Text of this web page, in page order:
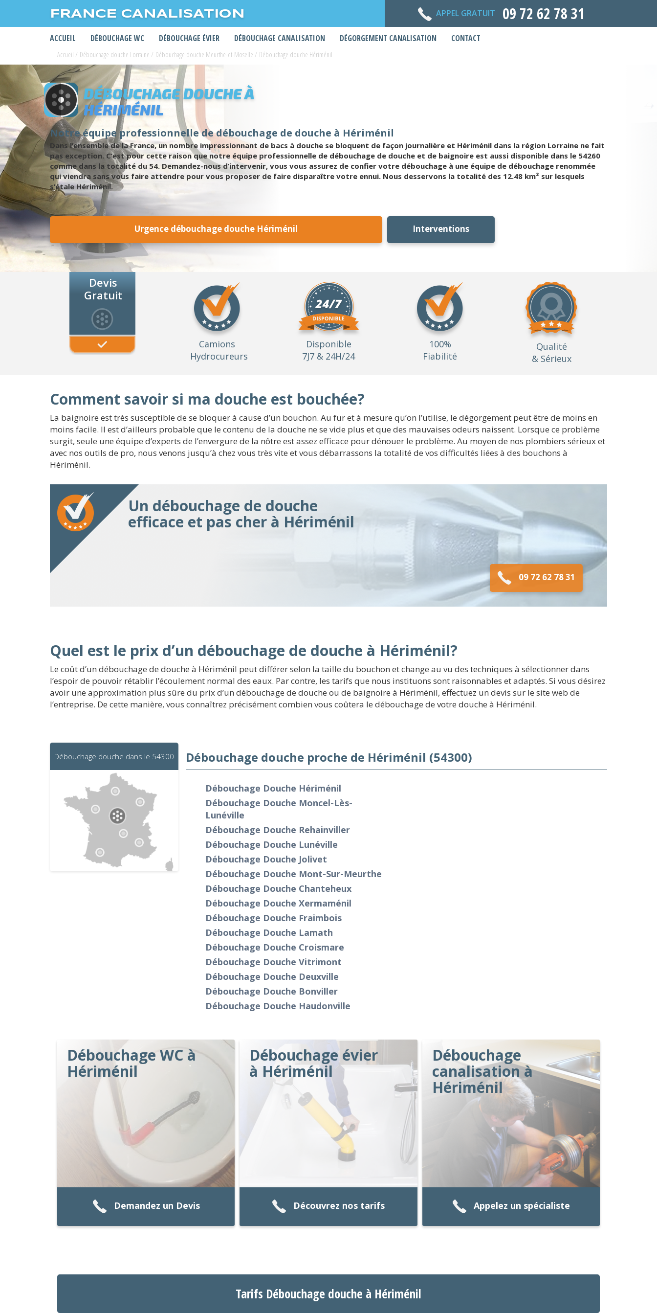
FRANCE CANALISATION APPEL GRATUIT 09 72 62 78 31
ACCUEIL DÉBOUCHAGE WC DÉBOUCHAGE ÉVIER DÉBOUCHAGE CANALISATION DÉGORGEMENT CANALISATION CONTACT
Accueil / Débouchage douche Lorraine / Débouchage douche Meurthe-et-Moselle / Débouchage douche Hériménil
DÉBOUCHAGE DOUCHE À
HÉRIMÉNIL
Notre équipe professionnelle de débouchage de douche à Hériménil
Dans l’ensemble de la France, un nombre impressionnant de bacs à douche se bloquent de façon journalière et Hériménil dans la région Lorraine ne fait
pas exception. C’est pour cette raison que notre équipe professionnelle de débouchage de douche et de baignoire est aussi disponible dans le 54260
comme dans la totalité du 54. Demandez-nous d’intervenir, vous vous assurez de confier votre débouchage à une équipe de débouchage renommée
qui viendra sans vous faire attendre pour vous proposer de faire disparaître votre ennui. Nous desservons la totalité des 12.48 km² sur lesquels
s’étale Hériménil.
Urgence débouchage douche Hériménil Interventions
Devis
Gratuit
Camions
Hydrocureurs
Disponible
7J7 & 24H/24
100%
Fiabilité
Qualité
& Sérieux
Comment savoir si ma douche est bouchée?
La baignoire est très susceptible de se bloquer à cause d’un bouchon. Au fur et à mesure qu’on l’utilise, le dégorgement peut être de moins en
moins facile. Il est d’ailleurs probable que le contenu de la douche ne se vide plus et que des mauvaises odeurs naissent. Lorsque ce problème
surgit, seule une équipe d’experts de l’envergure de la nôtre est assez efficace pour dénouer le problème. Au moyen de nos plombiers sérieux et
avec nos outils de pro, nous venons jusqu’à chez vous très vite et vous débarrassons la totalité de vos difficultés liées à des bouchons à
Hériménil.
Un débouchage de douche
efficace et pas cher à Hériménil
09 72 62 78 31
Quel est le prix d’un débouchage de douche à Hériménil?
Le coût d’un débouchage de douche à Hériménil peut différer selon la taille du bouchon et change au vu des techniques à sélectionner dans
l’espoir de pouvoir rétablir l’écoulement normal des eaux. Par contre, les tarifs que nous instituons sont raisonnables et adaptés. Si vous désirez
avoir une approximation plus sûre du prix d’un débouchage de douche ou de baignoire à Hériménil, effectuez un devis sur le site web de
l’entreprise. De cette manière, vous connaîtrez précisément combien vous coûtera le débouchage de votre douche à Hériménil.
Débouchage douche dans le 54300 Débouchage douche proche de Hériménil (54300)
Débouchage Douche Hériménil
Débouchage Douche Moncel-Lès-
Lunéville
Débouchage Douche Rehainviller
Débouchage Douche Lunéville
Débouchage Douche Jolivet
Débouchage Douche Mont-Sur-Meurthe
Débouchage Douche Chanteheux
Débouchage Douche Xermaménil
Débouchage Douche Fraimbois
Débouchage Douche Lamath
Débouchage Douche Croismare
Débouchage Douche Vitrimont
Débouchage Douche Deuxville
Débouchage Douche Bonviller
Débouchage Douche Haudonville
Débouchage WC à
Hériménil
Demandez un Devis
Débouchage évier
à Hériménil
Découvrez nos tarifs
Débouchage
canalisation à
Hériménil
Appelez un spécialiste
Tarifs Débouchage douche à Hériménil